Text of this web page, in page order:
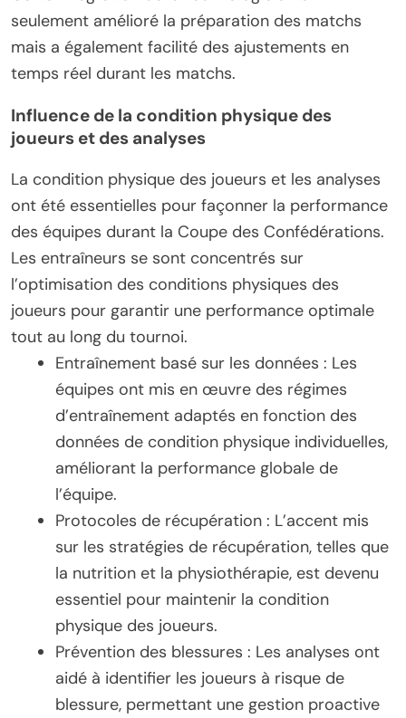
seulement amélioré la préparation des matchs
mais a également facilité des ajustements en
temps réel durant les matchs.
Influence de la condition physique des
joueurs et des analyses
La condition physique des joueurs et les analyses
ont été essentielles pour façonner la performance
des équipes durant la Coupe des Confédérations.
Les entraîneurs se sont concentrés sur
l’optimisation des conditions physiques des
joueurs pour garantir une performance optimale
tout au long du tournoi.
Entraînement basé sur les données : Les
équipes ont mis en œuvre des régimes
d’entraînement adaptés en fonction des
données de condition physique individuelles,
améliorant la performance globale de
l’équipe.
Protocoles de récupération : L’accent mis
sur les stratégies de récupération, telles que
la nutrition et la physiothérapie, est devenu
essentiel pour maintenir la condition
physique des joueurs.
Prévention des blessures : Les analyses ont
aidé à identifier les joueurs à risque de
blessure, permettant une gestion proactive